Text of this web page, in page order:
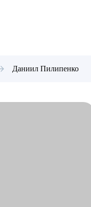
Даниил Пилипенко